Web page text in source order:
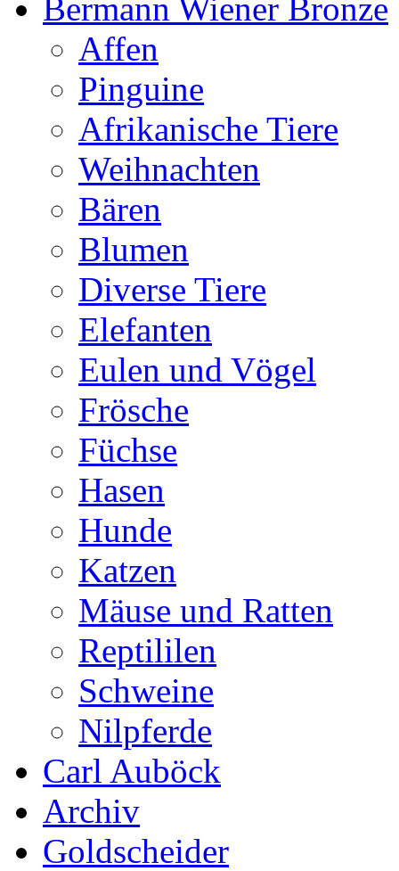
Bermann Wiener Bronze
Affen
Pinguine
Afrikanische Tiere
Weihnachten
Bären
Blumen
Diverse Tiere
Elefanten
Eulen und Vögel
Frösche
Füchse
Hasen
Hunde
Katzen
Mäuse und Ratten
Reptililen
Schweine
Nilpferde
Carl Auböck
Archiv
Goldscheider